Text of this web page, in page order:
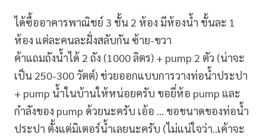
ได้ซื้ออาคารพาณิชย์ 3 ชั้น 2 ห้อง มีห้องน้ำ ชั้นละ 1
ห้อง แต่ละคนละฝั่งสลับกัน ซ้าย-ขวา
ค้าแถมถังน้ำได้ 2 ถัง (1000 ลิตร) + pump 2 ตัว (น่าจะ
เป็น 250-300 วัตต์) ช่วยออกแบบการวางท่อน้ำประปา
+ pump น้ำในบ้านให้หน่อยครับ ขอยี่ห้อ pump และ
กำลังของ pump ด้วยนะครับ เอ้อ … ขอขนาดของท่อน้ำ
ประปา ตั้งแต่มิเตอร์น้ำเลยนะครับ (ไม่แน่ใจว่า..เค้าจะ